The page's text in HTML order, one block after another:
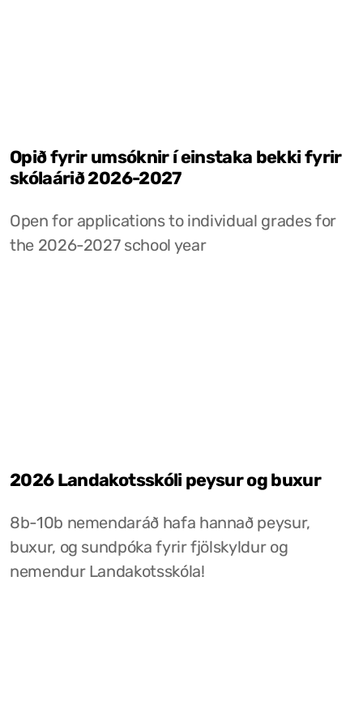
Opið fyrir umsóknir í einstaka bekki fyrir
skólaárið 2026-2027
Open for applications to individual grades for
the 2026-2027 school year
2026 Landakotsskóli peysur og buxur
8b-10b nemendaráð hafa hannað peysur,
buxur, og sundpóka fyrir fjölskyldur og
nemendur Landakotsskóla!